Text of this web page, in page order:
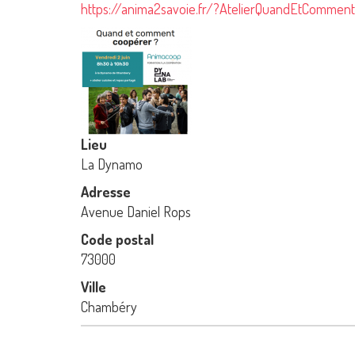
https://anima2savoie.fr/
Lieu
La Dynamo
Adresse
Avenue Daniel Rops
Code postal
73000
Ville
Chambéry